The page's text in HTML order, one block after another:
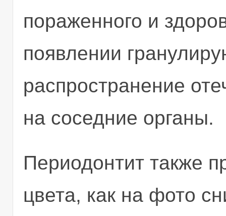
пораженного и
появлении
распространение
на соседние органы.
Периодонтит также
цвета, как на фото